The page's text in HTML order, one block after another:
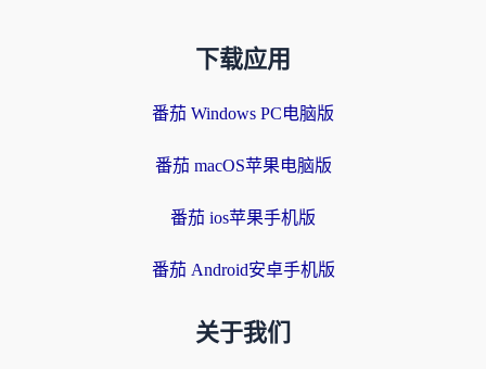
下载应用
番茄 Windows PC电脑版
番茄 macOS苹果电脑版
番茄 ios苹果手机版
番茄 Android安卓手机版
关于我们